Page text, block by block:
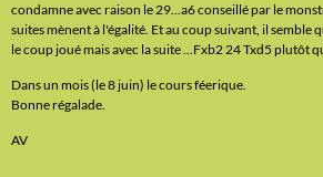
condamne avec raison le 29...a6 conseillé par le
suites mènent à l'égalité. Et au coup suivant, il semble
le coup joué mais avec la suite ...Fxb2 24 Txd5 plutôt
Dans un mois (le 8 juin) le cours féerique.
Bonne régalade.
AV